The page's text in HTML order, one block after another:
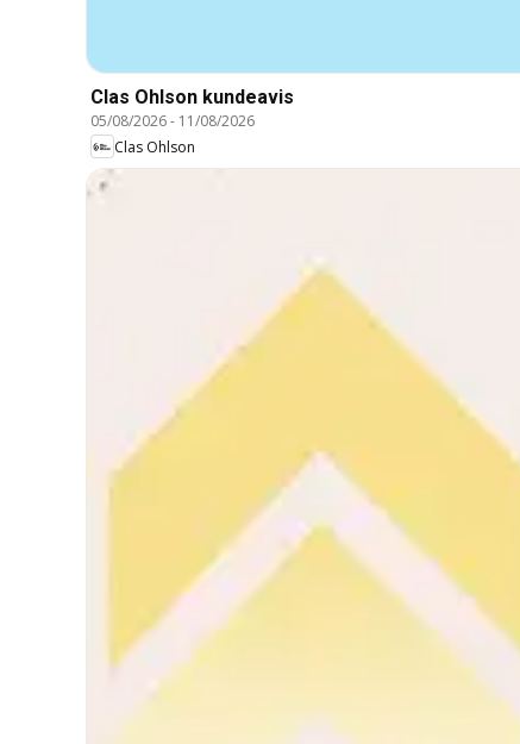
Clas Ohlson kundeavis
05/08/2026- 11/08/2026
Clas Ohlson